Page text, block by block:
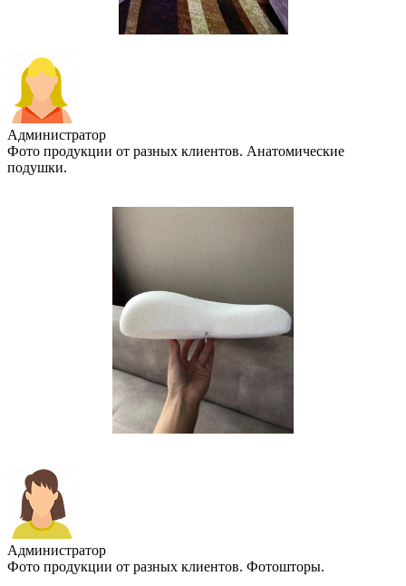
Администратор
Фото продукции от разных клиентов. Анатомические
подушки.
Администратор
Фото продукции от разных клиентов. Фотошторы.